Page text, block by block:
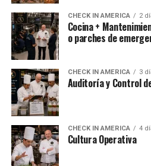
CHECK IN AMERICA 2
Cocina +
o parches de
CHECK IN AMERICA 3
Auditoría y Control
CHECK IN AMERICA 4
Cultura Operativa